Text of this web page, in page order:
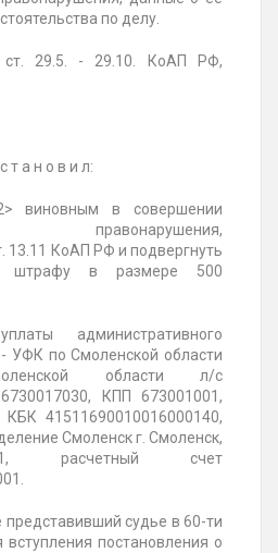
по делу.
ст. 29.5. - 29.10. КоАП РФ,
т а н о в и л:
виновным в совершении
правонарушения,
13.11 КоАП РФ и подвергнуть
штрафу в размере 500
административного
УФК по Смоленской области
области л/с
КПП 673001001,
41511690010016000140,
Смоленск г. Смоленск,
, расчетный счет
представивший судье в 60-ти
постановления о